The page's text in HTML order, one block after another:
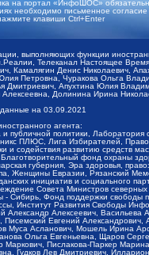
на портал «ИнфоШОС»
необходимо письменное
клавиши Ctrl+Enter
выполняющих функции
Телеканал Настоящее
Камалягин Денис Николаевич,
Петровна, Чуракова Ольга
Апухтина Юлия
Долинина Ирина
данные на 03.09.2021
агента:
публичной политики,
ПЛЮС, Лига Избирателей,
содействия развитию средств
фонд охраны
губерния, Эра здоровья,
Женщины Евразии, Рязанский
инициатив и социального
Совета Министров северных
Сибирь, Фонд поддержки
Институт Развития Свободы
Александр Алексеевич,
Писемский Евгений
Муса Асланович, Мошель Ирина
Ольга Евгеньевна, Щаров
Пислакова-Паркер
Гудков Лев Дмитриевич,